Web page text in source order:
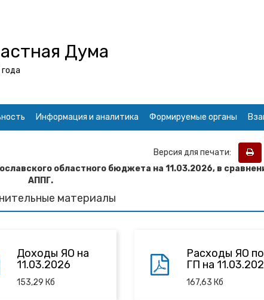
Дума
Информация и аналитика Формируемые органы
Версия для печати:
областного бюджета на 11.03.2026, в
АППГ.
материалы
Доходы ЯО на
11.03.2026
153,29 Кб
Расходы ЯО по
ГП на
167,63 Кб